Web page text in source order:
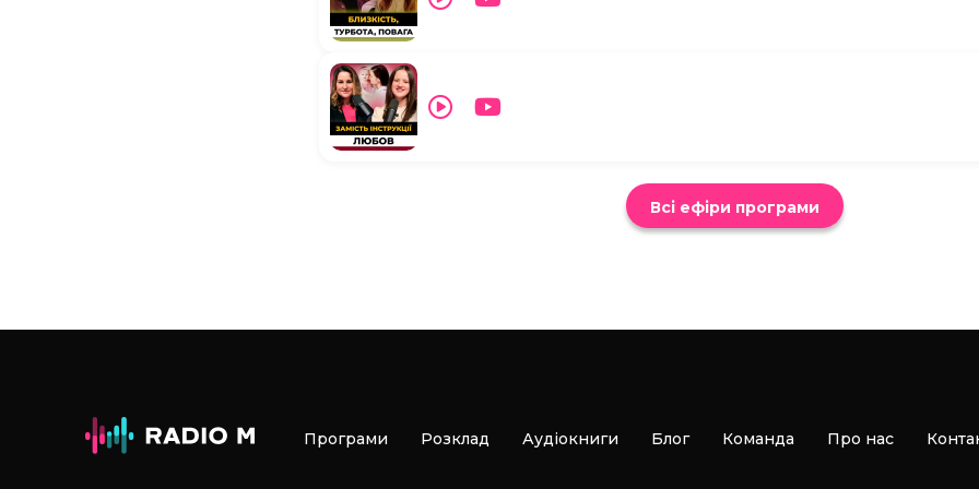
Всі ефіри програми
Програми Розклад Аудіокниги Блог Команда Про нас